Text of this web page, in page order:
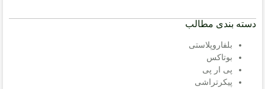
دسته بندی مطالب
بلفاروپلاستی
بوتاکس
پی ار پی
پیکرتراشی